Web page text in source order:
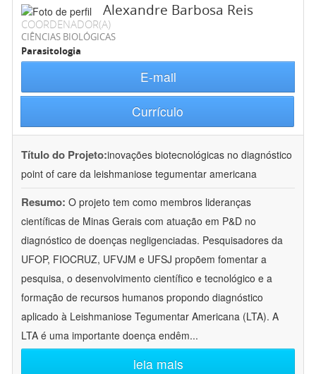
Alexandre Barbosa Reis
COORDENADOR(A)
CIÊNCIAS BIOLÓGICAS
Parasitologia
E-mail
Currículo
Título do Projeto:inovações biotecnológicas no diagnóstico
point of care da leishmaniose tegumentar americana
Resumo: O projeto tem como membros lideranças
científicas de Minas Gerais com atuação em P&D no
diagnóstico de doenças negligenciadas. Pesquisadores da
UFOP, FIOCRUZ, UFVJM e UFSJ propõem fomentar a
pesquisa, o desenvolvimento científico e tecnológico e a
formação de recursos humanos propondo diagnóstico
aplicado à Leishmaniose Tegumentar Americana (LTA). A
LTA é uma importante doença endêm...
leia mais